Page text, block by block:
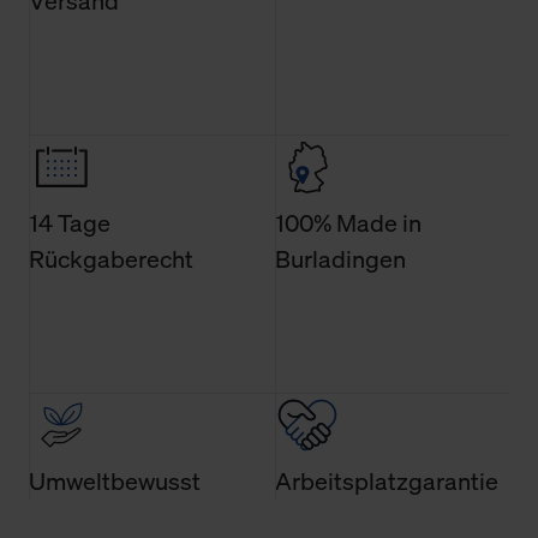
14 Tage
Rückgaberecht
100% Made in
Burladingen
Umweltbewusst Arbeitsplatzgarantie